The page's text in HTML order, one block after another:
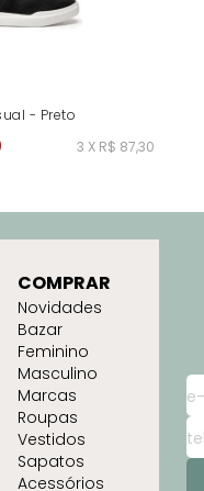
- Preto
3 X R$ 87,30
COMPRAR
Novidades
Bazar
Feminino
Masculino
Marcas
Roupas
Vestidos
Sapatos
Acessórios